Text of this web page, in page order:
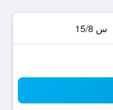
س 15/8